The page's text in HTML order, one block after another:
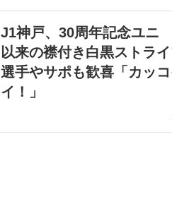
J1神戸、30周年記念ユニ
以来の襟付き白黒ストラ
選手やサポも歓喜「カッ
イ！」